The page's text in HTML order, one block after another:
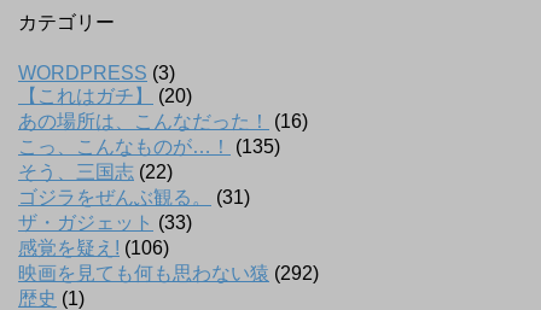
カテゴリー
WORDPRESS (3)
【これはガチ】
(20)
あの場所は、こんなだった！
(16)
こっ、こんなものが…！
(135)
そう、三国志 (22)
ゴジラをぜんぶ観る。
(31)
ザ・ガジェット (33)
感覚を疑え! (106)
映画を見ても何も思わない猿 (292)
歴史 (1)